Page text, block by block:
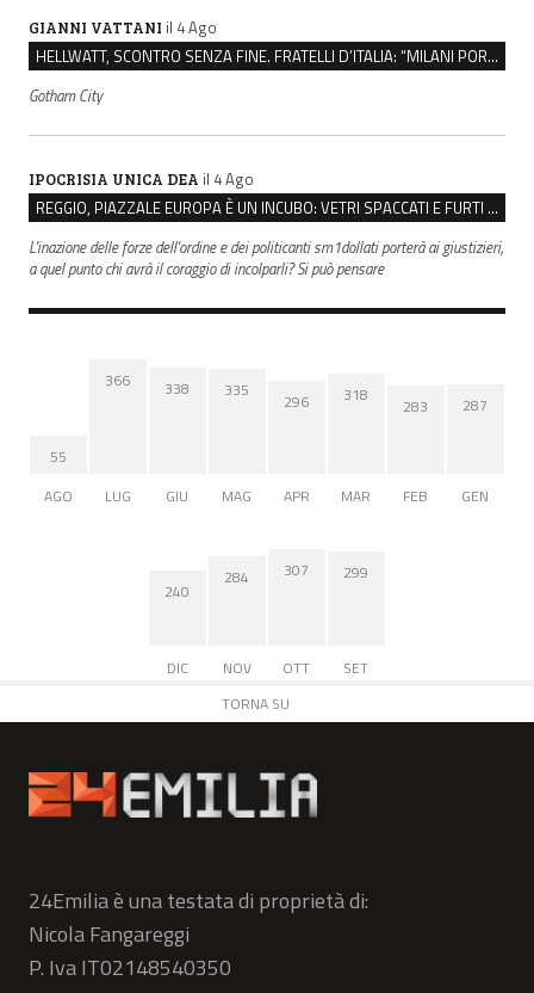
GIANNI VATTANI il 4 Ago
HELLWATT, SCONTRO SENZA FINE. FRATELLI D’ITALIA: “MILANI PORTA DOCUMENTI, DE FRANCO INSULTI”
Gotham City
IPOCRISIA UNICA DEA il 4 Ago
REGGIO, PIAZZALE EUROPA È UN INCUBO: VETRI SPACCATI E FURTI SULLE AUTO IN SOSTA
L'inazione delle forze dell'ordine e dei politicanti sm1dollati porterà ai giustizieri,
a quel punto chi avrà il coraggio di incolparli? Si può pensare
55
AGO
366
LUG
338
GIU
335
MAG
296
APR
318
MAR
283
FEB
287
GEN
240
DIC
284
NOV
307
OTT
299
SET
TORNA SU
24Emilia è una testata di proprietà di:
Nicola Fangareggi
P. Iva IT02148540350